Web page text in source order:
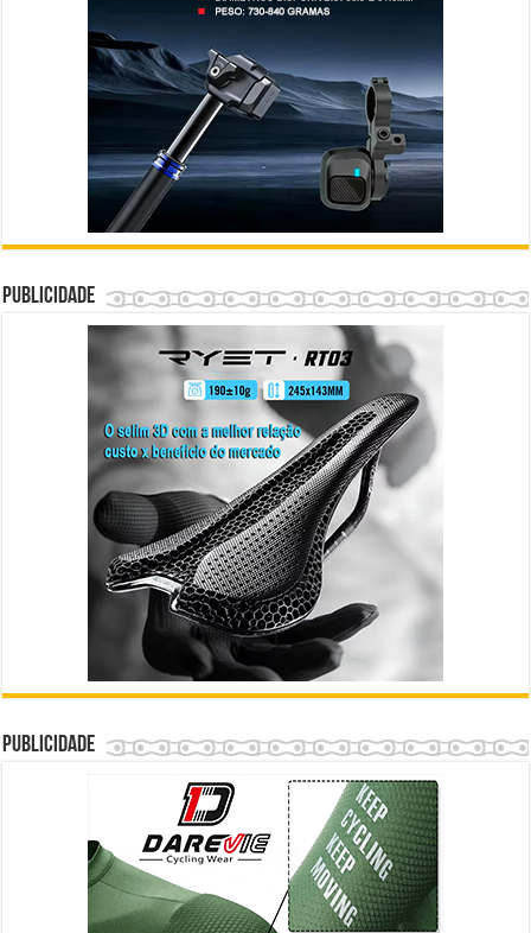
Publicidade
Publicidade